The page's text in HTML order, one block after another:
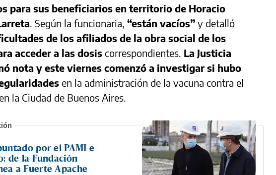
para sus beneficiarios en territorio de Horacio
. Según la funcionaria, “están vacíos” y detalló
de los afiliados de la obra social de los
acceder a las dosis correspondientes. La Justicia
nota y este viernes comenzó a investigar si hubo
en la administración de la vacuna contra el
la Ciudad de Buenos Aires.
por el PAMI e
de la Fundación
a Fuerte Apache